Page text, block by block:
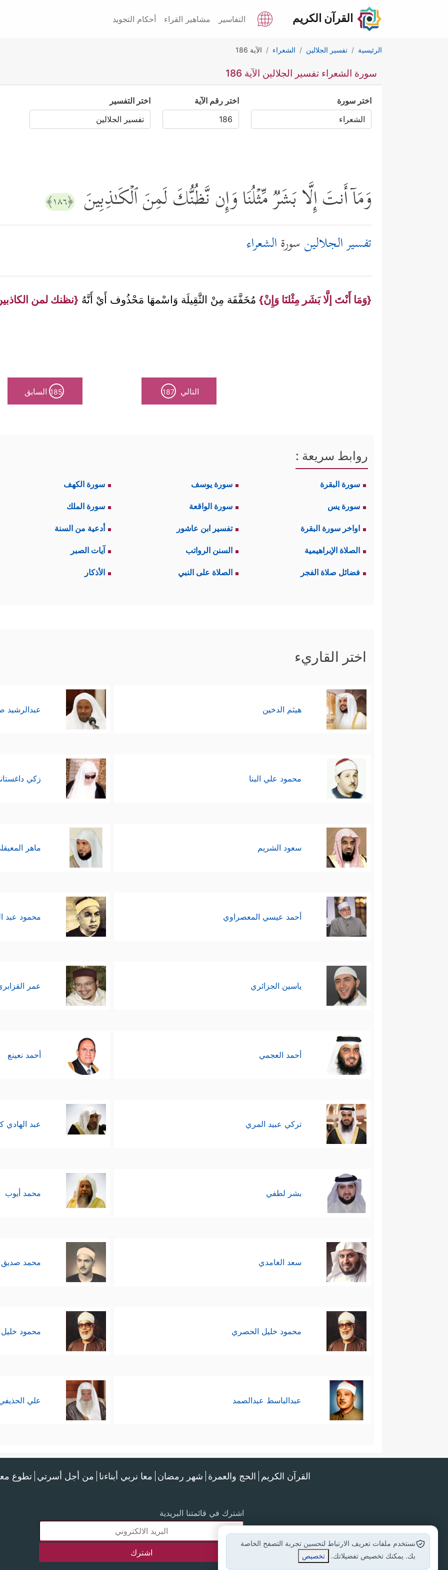
القرآن الكريم التفاسير مشاهير القراء أحكام التجويد
الرئيسية تفسير الجلالين الشعراء الآية 186
سورة الشعراء تفسير الجلالين الآية 186
اختر سورة اختر رقم الآية اختر التفسير
وَمَاۤ أَنتَ إِلَّا بَشَرࣱ مِّثۡلُنَا وَإِن نَّظُنُّكَ لَمِنَ ٱلۡكَـٰذِبِینَ ﴿١٨٦﴾
تفسير الجلالين سورةالشعراء
{وَمَا أَنْتَ إلَّا بَشَر مِثْلنَا وَإِنْ} مُخَفَّفَة مِنْ الثَّقِيلَة وَاسْمهَا مَحْذُوف أَيْ أَنَّهُ {نظنك لمن
التالي 187
185 السابق
روابط سريعة :
سورة البقرة سورة يوسف سورة الكهف
سورة يس سورة الواقعة سورة الملك
اواخر سورة البقرة تفسير ابن عاشور أدعية من السنة
الصلاة الإبراهيمية السنن الرواتب آيات الصبر
فضائل صلاة الفجر الصلاة على النبي الأذكار
اختر القاريء
هيثم الدخين عبدالرشيد
محمود علي البنا زكي
سعود الشريم ماهر
أحمد عيسي المعصراوي محمود عبد
ياسين الجزائري عمر
أحمد العجمي أحمد نعينع
تركي عبيد المري عبد الهادي
بشر لطفي محمد أيوب
سعد الغامدي محمد صديق
محمود خليل الحصري محمود
عبدالباسط عبدالصمد علي
القرآن الكريم الحج والعمرة شهر رمضان معا نربي أبناءنا من أجل أسرتي تطوع
اشترك في قائمتنا البريدية
نستخدم ملفات تعريف الارتباط لتحسين تجربة التصفح الخاصة
بك. يمكنك تخصيص تفضيلاتك.
تخصيص